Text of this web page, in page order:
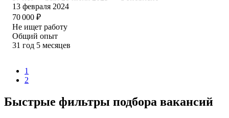
13 февраля 2024
70 000 ₽
Не ищет работу
Общий опыт
31 год 5 месяцев
1
2
Быстрые фильтры подбора вакансий